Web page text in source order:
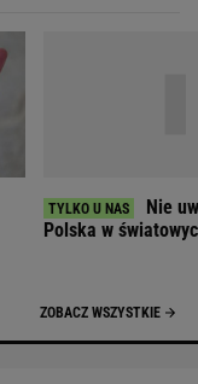
Nie
Polska w
ZOBACZ WSZYSTKIE